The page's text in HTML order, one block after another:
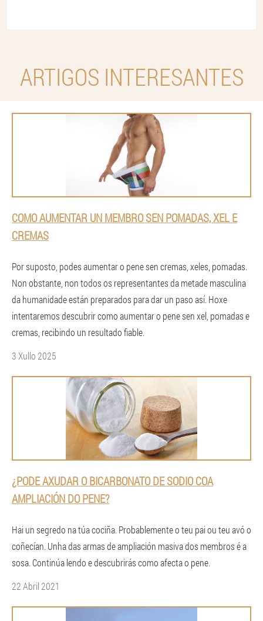
ARTIGOS INTERESANTES
COMO AUMENTAR UN MEMBRO SEN POMADAS, XEL E
CREMAS
Por suposto, podes aumentar o pene sen cremas, xeles, pomadas.
Non obstante, non todos os representantes da metade masculina
da humanidade están preparados para dar un paso así. Hoxe
intentaremos descubrir como aumentar o pene sen xel, pomadas e
cremas, recibindo un resultado fiable.
3 Xullo 2025
¿PODE AXUDAR O BICARBONATO DE SODIO COA
AMPLIACIÓN DO PENE?
Hai un segredo na túa cociña. Probablemente o teu pai ou teu avó o
coñecían. Unha das armas de ampliación masiva dos membros é a
sosa. Continúa lendo e descubrirás como afecta o pene.
22 Abril 2021